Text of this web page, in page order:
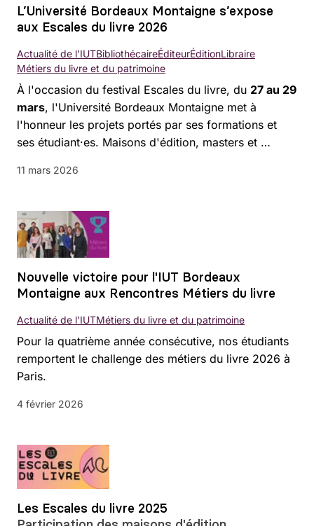
L’Université Bordeaux Montaigne s’expose
aux Escales du livre 2026
À l'occasion du festival Escales du livre, du 27 au 29
mars, l'Université Bordeaux Montaigne met à
l'honneur les projets portés par ses formations et
ses étudiant·es. Maisons d'édition, masters et …
Actualité de l'IUTBibliothécaireÉditeurÉditionLibraire
Métiers du livre et du patrimoine
11 mars 2026
Nouvelle victoire pour l'IUT Bordeaux
Montaigne aux Rencontres Métiers du livre
Pour la quatrième année consécutive, nos étudiants
remportent le challenge des métiers du livre 2026 à
Paris.
Actualité de l'IUTMétiers du livre et du patrimoine
4 février 2026
Les Escales du livre 2025